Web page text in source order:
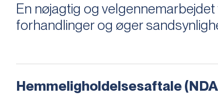
En nøjagtig og
forhandlinger og øger
Hemmeligholdelsesaftale